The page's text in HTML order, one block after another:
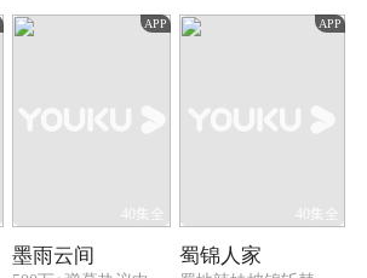
学事业的痴迷和热爱，克服重重困难，不仅在医
APP
40集全
墨雨云间
APP
40集全
蜀锦人家